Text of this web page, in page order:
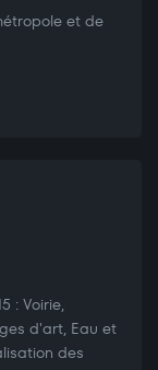
et de
: Voirie,
d'art, Eau et
des